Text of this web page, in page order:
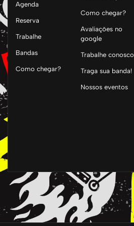
Agenda
Reserva
Trabalhe
Bandas
Como chegar?
Como chegar?
Avaliações no
google
Trabalhe conosco
Traga sua banda!
Nossos eventos